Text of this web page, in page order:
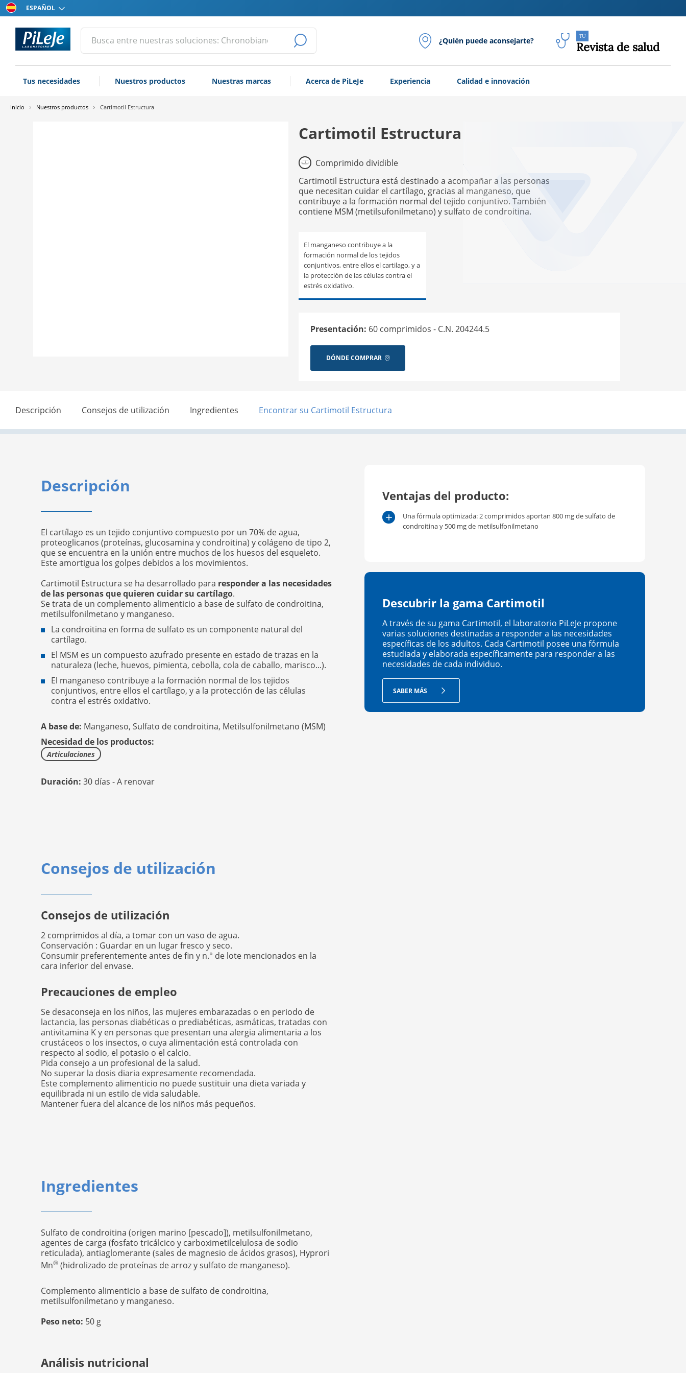
Elija
su
idioma
Todos
los
laboratorio
una
búsqueda
LANZAR
LA
BÚSQUEDA
¿Quién puede aconsejarte? TU
Revista de salud
Tus necesidades Nuestros productos Nuestras marcas Acerca de PiLeJe Experiencia Calidad e innovación
Inicio Nuestros productos Cartimotil Estructura
Cartimotil Estructura
Comprimido dividible
Cartimotil Estructura está destinado a acompañar a las personas
que necesitan cuidar el cartílago, gracias al manganeso, que
contribuye a la formación normal del tejido conjuntivo. También
contiene MSM (metilsufonilmetano) y sulfato de condroitina.
El manganeso contribuye a la
formación normal de los tejidos
conjuntivos, entre ellos el cartilago, y a
la protección de las células contra el
estrés oxidativo.
Presentación: 60 comprimidos - C.N. 204244.5
DÓNDE COMPRAR
Descripción Consejos de utilización Ingredientes Encontrar su Cartimotil Estructura
Descripción
El cartílago es un tejido conjuntivo compuesto por un 70% de agua,
proteoglicanos (proteínas, glucosamina y condroitina) y colágeno de tipo 2,
que se encuentra en la unión entre muchos de los huesos del esqueleto.
Este amortigua los golpes debidos a los movimientos.
Cartimotil Estructura se ha desarrollado para responder a las necesidades
de las personas que quieren cuidar su cartílago.
Se trata de un complemento alimenticio a base de sulfato de condroitina,
metilsulfonilmetano y manganeso.
La condroitina en forma de sulfato es un componente natural del
cartílago.
El MSM es un compuesto azufrado presente en estado de trazas en la
naturaleza (leche, huevos, pimienta, cebolla, cola de caballo, marisco...).
El manganeso contribuye a la formación normal de los tejidos
conjuntivos, entre ellos el cartílago, y a la protección de las células
contra el estrés oxidativo.
A base de: Manganeso, Sulfato de condroitina, Metilsulfonilmetano (MSM)
Necesidad de los productos:
Articulaciones
Duración: 30 días - A renovar
Ventajas del producto:
Una fórmula optimizada: 2 comprimidos aportan 800 mg de sulfato de
condroitina y 500 mg de metilsulfonilmetano
Descubrir la gama Cartimotil
A través de su gama Cartimotil, el laboratorio PiLeJe propone
varias soluciones destinadas a responder a las necesidades
específicas de los adultos. Cada Cartimotil posee una fórmula
estudiada y elaborada específicamente para responder a las
necesidades de cada individuo.
SABER MÁS
Consejos de utilización
Consejos de utilización
2 comprimidos al día, a tomar con un vaso de agua.
Conservación : Guardar en un lugar fresco y seco.
Consumir preferentemente antes de fin y n.° de lote mencionados en la
cara inferior del envase.
Precauciones de empleo
Se desaconseja en los niños, las mujeres embarazadas o en periodo de
lactancia, las personas diabéticas o prediabéticas, asmáticas, tratadas con
antivitamina K y en personas que presentan una alergia alimentaria a los
crustáceos o los insectos, o cuya alimentación está controlada con
respecto al sodio, el potasio o el calcio.
Pida consejo a un profesional de la salud.
No superar la dosis diaria expresamente recomendada.
Este complemento alimenticio no puede sustituir una dieta variada y
equilibrada ni un estilo de vida saludable.
Mantener fuera del alcance de los niños más pequeños.
Ingredientes
Sulfato de condroitina (origen marino [pescado]), metilsulfonilmetano,
agentes de carga (fosfato tricálcico y carboximetilcelulosa de sodio
reticulada), antiaglomerante (sales de magnesio de ácidos grasos), Hyprori
Mn® (hidrolizado de proteínas de arroz y sulfato de manganeso).
Complemento alimenticio a base de sulfato de condroitina,
metilsulfonilmetano y manganeso.
Peso neto: 50 g
Análisis nutricional